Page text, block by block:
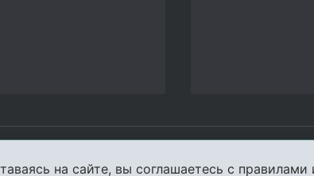
на сайте, вы соглашаетесь с правилами